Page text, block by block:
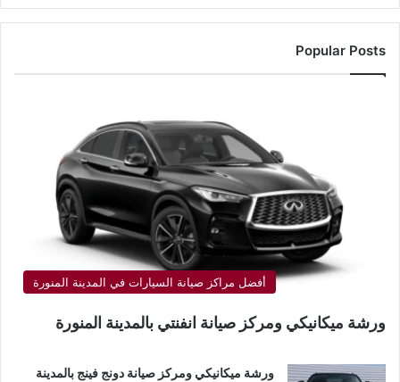
Popular Posts
أفضل مراكز صيانة السيارات في المدينة المنورة
ورشة ميكانيكي ومركز صيانة انفنتي بالمدينة المنورة
ورشة ميكانيكي ومركز صيانة دونج فينج بالمدينة